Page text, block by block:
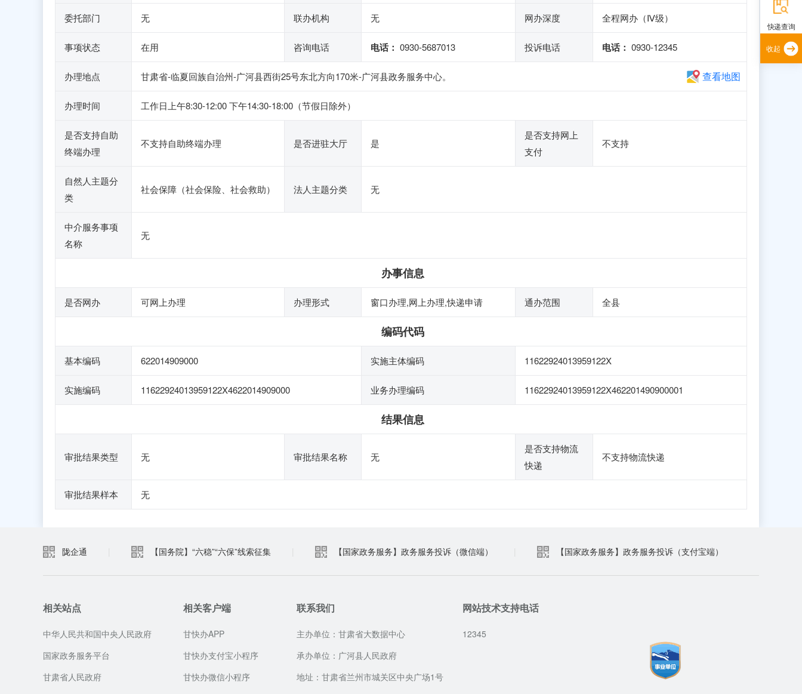
委托部门 无 联办机构 无 网办深度 全程网办（Ⅳ级）
事项状态 在用 咨询电话 电话： 0930-5687013 投诉电话 电话： 0930-12345
办理地点 甘肃省-临夏回族自治州-广河县西街25号东北方向170米-广河县政务服务中心。 查看地图
办理时间 工作日上午8:30-12:00 下午14:30-18:00（节假日除外）
是否支持自助
终端办理
不支持自助终端办理 是否进驻大厅 是
是否支持网上
支付
不支持
自然人主题分
类
社会保障（社会保险、社会救助） 法人主题分类 无
中介服务事项
名称
无
办事信息
是否网办 可网上办理 办理形式 窗口办理,网上办理,快递申请 通办范围 全县
编码代码
基本编码 622014909000 实施主体编码 11622924013959122X
实施编码 11622924013959122X4622014909000 业务办理编码 11622924013959122X462201490900001
结果信息
审批结果类型 无 审批结果名称 无
是否支持物流
快递
不支持物流快递
审批结果样本 无
陇企通 【国务院】“六稳”“六保”线索征集 【国家政务服务】政务服务投诉（微信端） 【国家政务服务】政务服务投诉（支付宝端）
相关站点
中华人民共和国中央人民政府
国家政务服务平台
甘肃省人民政府
相关客户端
甘快办APP
甘快办支付宝小程序
甘快办微信小程序
联系我们
主办单位：甘肃省大数据中心
承办单位：广河县人民政府
地址：甘肃省兰州市城关区中央广场1号
网站技术支持电话
12345
快递查询
收起